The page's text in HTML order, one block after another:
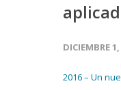
DICIEMBRE
2016 – Un